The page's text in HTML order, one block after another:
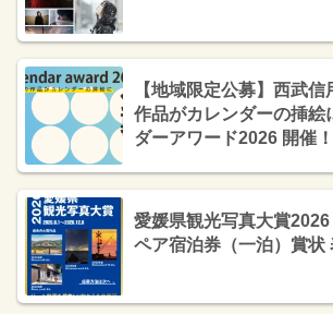
【地域限定公募】西武
作品がカレンダーの挿絵
ダーアワード2026 開催
愛媛県観光写真大賞
ペア宿泊券（一泊）賞状